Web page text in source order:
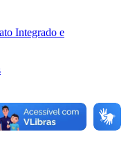
Integrado e